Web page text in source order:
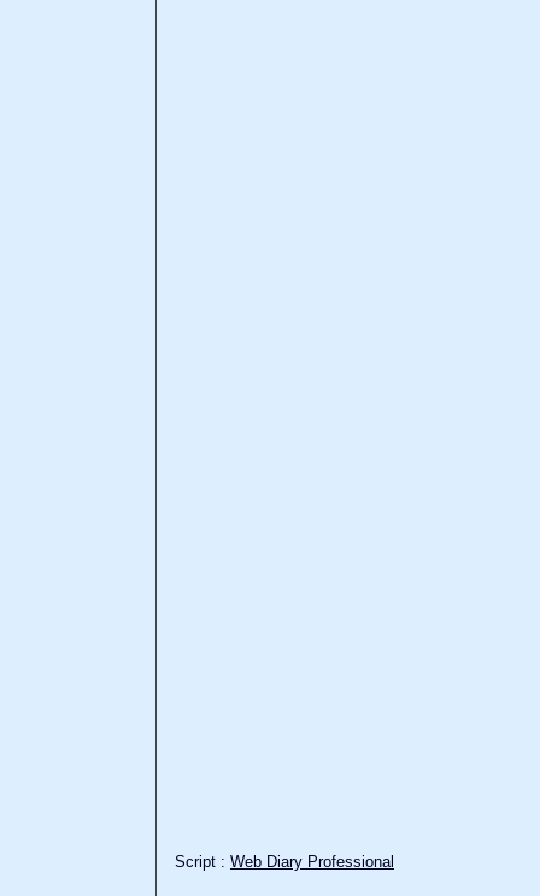
Script : Web Diary Professional